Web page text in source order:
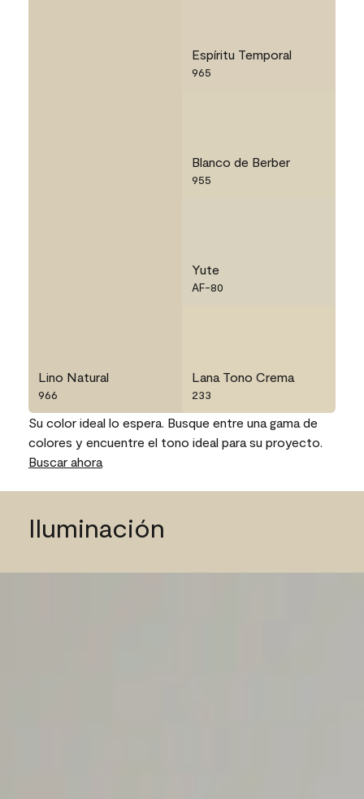
Lino Natural
966
Espíritu Temporal
965
Blanco de Berber
955
Yute
AF-80
Lana Tono Crema
233
Su color ideal lo espera. Busque entre una gama de
colores y encuentre el tono ideal para su proyecto.
Buscar ahora
Iluminación